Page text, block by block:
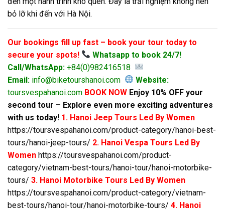
bỏ lỡ khi đến với Hà Nội.
Our bookings fill up fast – book your tour today to
secure your spots!
Whatsapp to book 24/7!
Call/WhatsApp: +84(0)982416518
Email: info@biketourshanoi.com
Website:
toursvespahanoi.com BOOK NOW Enjoy 10% OFF your
second tour – Explore even more exciting adventures
with us today! 1. Hanoi Jeep Tours Led By Women
https://toursvespahanoi.com/product-category/hanoi-best-
tours/hanoi-jeep-tours/ 2. Hanoi Vespa Tours Led By
Women https://toursvespahanoi.com/product-
category/vietnam-best-tours/hanoi-tour/hanoi-motorbike-
tours/ 3. Hanoi Motorbike Tours Led By Women
https://toursvespahanoi.com/product-category/vietnam-
best-tours/hanoi-tour/hanoi-motorbike-tours/ 4. Hanoi